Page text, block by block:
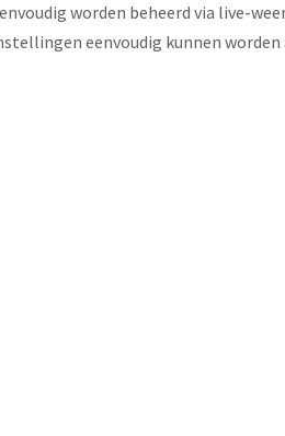
worden beheerd via live-
eenvoudig kunnen worden